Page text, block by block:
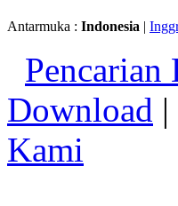
Antarmuka : Indonesia |
Pencarian
Download |
Kami